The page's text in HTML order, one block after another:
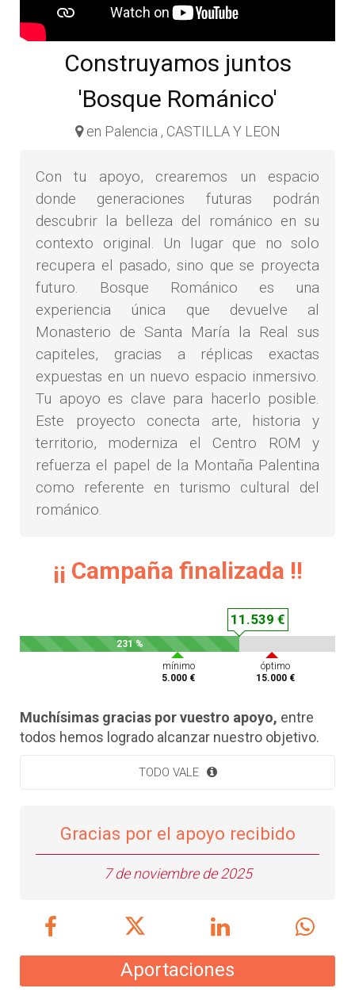
Construyamos juntos
'Bosque Románico'
en Palencia , CASTILLA Y LEON
Con tu apoyo, crearemos un espacio
donde generaciones futuras podrán
descubrir la belleza del románico en su
contexto original. Un lugar que no solo
recupera el pasado, sino que se proyecta
futuro. Bosque Románico es una
experiencia única que devuelve al
Monasterio de Santa María la Real sus
capiteles, gracias a réplicas exactas
expuestas en un nuevo espacio inmersivo.
Tu apoyo es clave para hacerlo posible.
Este proyecto conecta arte, historia y
territorio, moderniza el Centro ROM y
refuerza el papel de la Montaña Palentina
como referente en turismo cultural del
románico.
¡¡ Campaña finalizada !!
11.539 €
231 %
mínimo
5.000 €
óptimo
15.000 €
Muchísimas gracias por vuestro apoyo, entre
todos hemos logrado alcanzar nuestro objetivo.
TODO VALE
Gracias por el apoyo recibido
7 de noviembre de 2025
Aportaciones